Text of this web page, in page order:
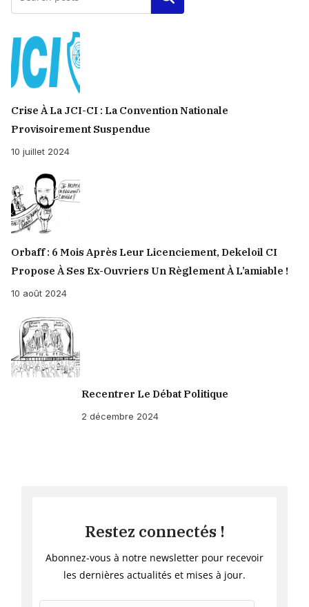
Crise À La JCI-CI : La Convention Nationale
Provisoirement Suspendue
10 juillet 2024
Orbaff : 6 Mois Après Leur Licenciement, Dekeloil CI
Propose À Ses Ex-Ouvriers Un Règlement À L’amiable !
10 août 2024
Recentrer Le Débat Politique
2 décembre 2024
Restez connectés !
Abonnez-vous à notre newsletter pour recevoir
les dernières actualités et mises à jour.